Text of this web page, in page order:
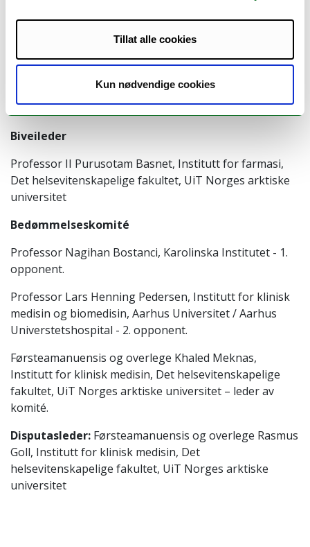
Tillat alle cookies
Kun nødvendige cookies
medisin, Det helsevitenskapelige fakultet, UiT Norges
arktiske universitet
Biveileder
Professor II Purusotam Basnet, Institutt for farmasi,
Det helsevitenskapelige fakultet, UiT Norges arktiske
universitet
Bedømmelseskomité
Professor Nagihan Bostanci, Karolinska Institutet - 1.
opponent.
Professor Lars Henning Pedersen, Institutt for klinisk
medisin og biomedisin, Aarhus Universitet / Aarhus
Universtetshospital - 2. opponent.
Førsteamanuensis og overlege Khaled Meknas,
Institutt for klinisk medisin, Det helsevitenskapelige
fakultet, UiT Norges arktiske universitet – leder av
komité.
Disputasleder: Førsteamanuensis og overlege Rasmus
Goll, Institutt for klinisk medisin, Det
helsevitenskapelige fakultet, UiT Norges arktiske
universitet